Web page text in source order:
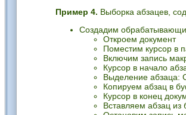
Пример 4. Выборка абзацев,
Создадим
Откроем документ
Поместим курсор в
Включим запись
Курсор в начало
Выделение абзаца:
Копируем абзац в
Курсор в конец
Вставляем абзац